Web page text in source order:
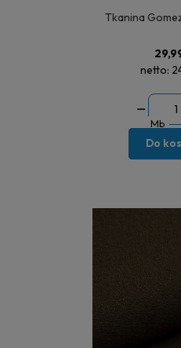
Tkanina
netto:
Mb
Do